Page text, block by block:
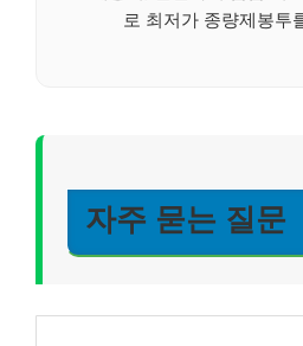
로 최저가 종량제봉투
자주 묻는 질문